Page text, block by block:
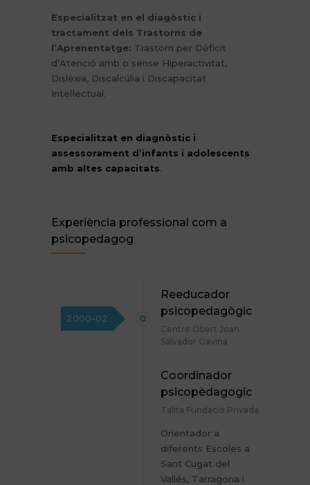
Especialitzat en el diagòstic i
tractament dels Trastorns de
l’Aprenentatge: Trastorn per Dèficit
d’Atenció amb o sense Hiperactivitat,
Dislèxia, Discalcúlia i Discapacitat
Intel·lectual.
Especialitzat en diagnòstic i
assessorament d’infants i adolescents
amb altes capacitats.
Experiència professional com a
psicopedagog
2000-02
Reeducador
psicopedagògic
Centre Obert Joan
Salvador Gavina
Coordinador
psicopèdagogic
Talita Fundació Privada
Orientador a
diferents Escoles a
Sant Cugat del
Vallés, Tarragona i